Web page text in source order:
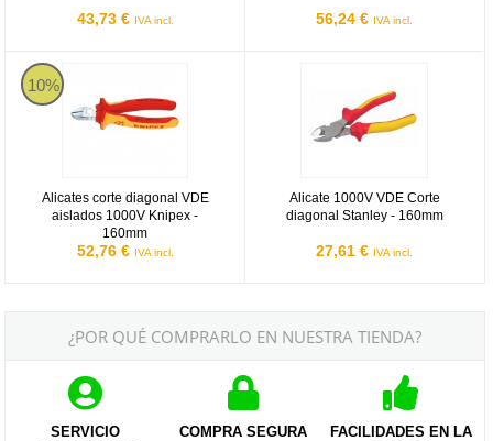
43,73 € IVA incl. 56,24 € IVA incl.
10%
Alicates corte diagonal VDE
aislados 1000V Knipex -
160mm
52,76 € IVA incl.
Alicates corte diagonal VDE aislados 1000V Knipex - 160mm
Alicate 1000V VDE Corte
diagonal Stanley - 160mm
27,61 € IVA incl.
¿POR QUÉ COMPRARLO EN NUESTRA TIENDA?
SERVICIO
COMPRA SEGURA
FACILIDADES EN LA